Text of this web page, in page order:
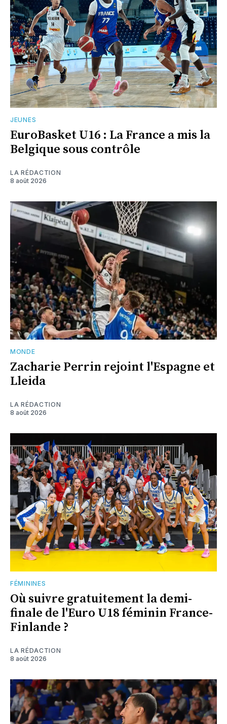
JEUNES
EuroBasket U16 : La France a mis la
Belgique sous contrôle
LA RÉDACTION
8 août 2026
MONDE
Zacharie Perrin rejoint l'Espagne et
Lleida
LA RÉDACTION
8 août 2026
FÉMININES
Où suivre gratuitement la demi-
finale de l'Euro U18 féminin France-
Finlande ?
LA RÉDACTION
8 août 2026